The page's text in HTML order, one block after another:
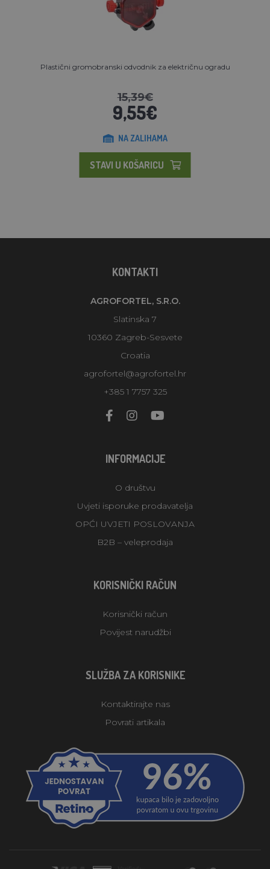
Plastični gromobranski odvodnik za električnu ogradu
15,39€
9,55€
NA ZALIHAMA
STAVI U KOŠARICU
KONTAKTI
AGROFORTEL, S.R.O.
Slatinska 7
10360 Zagreb-Sesvete
Croatia
agrofortel@agrofortel.hr
+385 1 7757 325
INFORMACIJE
O društvu
Uvjeti isporuke prodavatelja
OPĆI UVJETI POSLOVANJA
B2B – veleprodaja
KORISNIČKI RAČUN
Korisnički račun
Povijest narudžbi
SLUŽBA ZA KORISNIKE
Kontaktirajte nas
Povrati artikala